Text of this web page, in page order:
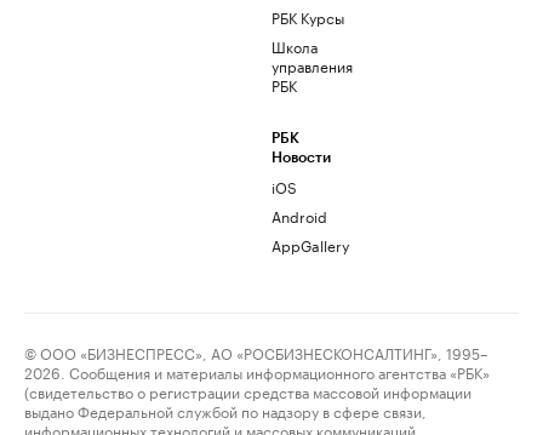
РБК Курсы
Школа
управления
РБК
РБК
Новости
iOS
Android
AppGallery
© ООО «БИЗНЕСПРЕСС», АО «РОСБИЗНЕСКОНСАЛТИНГ», 1995–
2026. Сообщения и материалы информационного агентства «РБК»
(свидетельство о регистрации средства массовой информации
выдано Федеральной службой по надзору в сфере связи,
информационных технологий и массовых коммуникаций